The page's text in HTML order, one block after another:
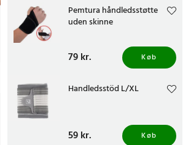
Pemtura håndledsstøtte
uden skinne
Pris:79 kr.
79 kr. Køb
Handledsstöd L/XL
Pris:59 kr.
59 kr. Køb